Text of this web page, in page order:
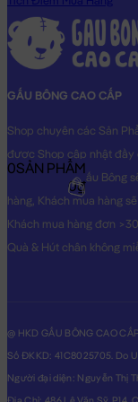
ái và cực kì an toàn
Hoàn Tiền - Tích
thống, ngay lập tức
hàng đã mua cho lần
Bảo Hành:Đặc biệt,
bạn mua sẽ được
Gấu của bạn bị bung
cung cấp số di động
tận tình.
Hình ảnh Gấu Bông
THẬT do Shop TỰ
GẤU BÔNG CAO CẤP
Shop chuyên các Sản
được Shop cập nhật đầy
Original nhất. Gấu Bông
hàng, Khách mua hàng
Khách mua hàng đơn
Quà & Hút chân không
@ HKD GẤU BÔNG CAO CẤP
Số ĐKKD: 41C8025705. Do
Người đại diện: Nguyễn Thị
0SẢN PHẨM
0₫